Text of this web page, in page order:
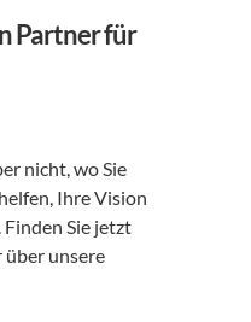
Partner für
nicht, wo Sie
Ihre Vision
Sie jetzt
über unsere